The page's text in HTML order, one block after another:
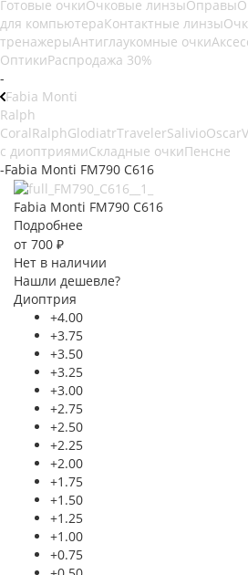
Готовые очкиОчковые линзыОправы
для компьютераКонтактные линзы
тренажерыАнтиглаукомные очки
ОптикиРаспродажа 30%
-
Fabia Monti
Ralph
CoralRalphGlodiatrTravelerSalivioOscar
с диоптриямиСкладные очкиПенсне
-Fabia Monti FM790 C616
Fabia Monti FM790 C616
Подробнее
от 700 ₽
Нет в наличии
Нашли дешевле?
Диоптрия
+4.00
+3.75
+3.50
+3.25
+3.00
+2.75
+2.50
+2.25
+2.00
+1.75
+1.50
+1.25
+1.00
+0.75